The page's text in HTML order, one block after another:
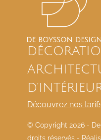
Découvrez nos
© Copyright 2026 -
droits réservés -